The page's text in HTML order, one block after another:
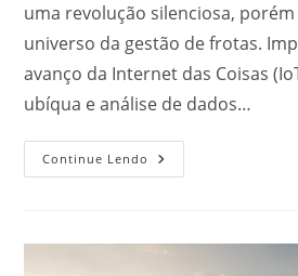
uma revolução silenciosa,
universo da gestão de frotas.
avanço da Internet das Coisas
ubíqua e análise de dados…
Continue Lendo